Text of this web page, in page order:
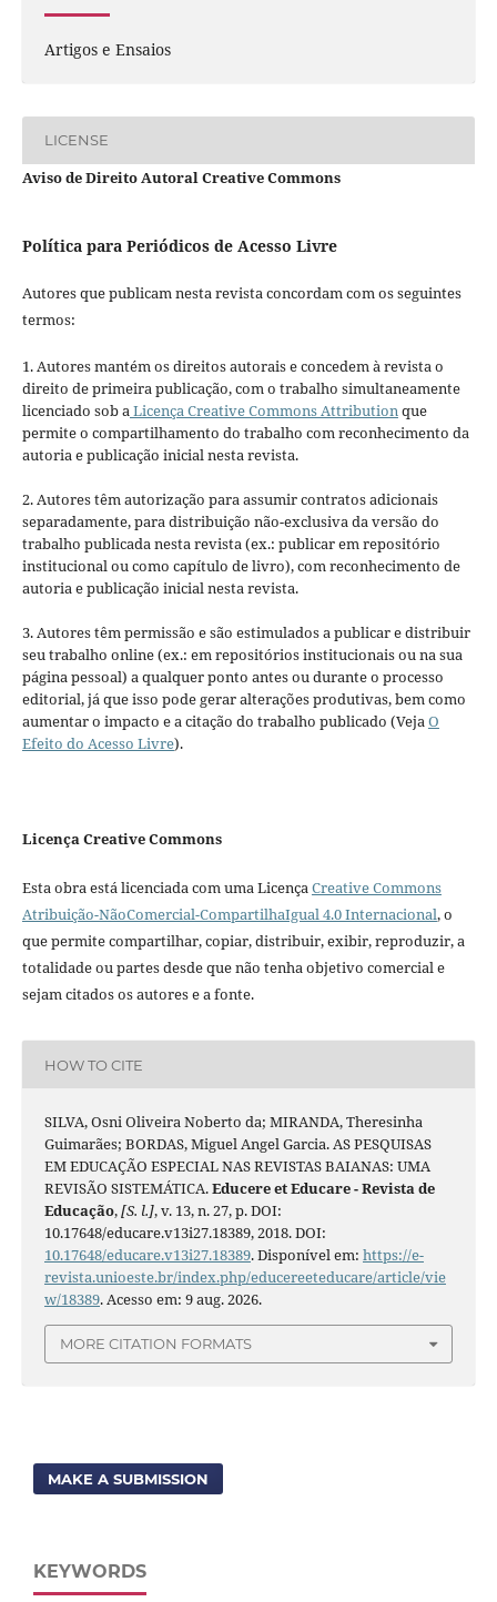
Artigos e Ensaios
LICENSE
Aviso de Direito Autoral Creative Commons
Política para Periódicos de Acesso Livre
Autores que publicam nesta revista concordam com os seguintes
termos:
1. Autores mantém os direitos autorais e concedem à revista o
direito de primeira publicação, com o trabalho simultaneamente
licenciado sob aLicença Creative Commons Attributionque
permite o compartilhamento do trabalho com reconhecimento da
autoria e publicação inicial nesta revista.
2. Autores têm autorização para assumir contratos adicionais
separadamente, para distribuição não-exclusiva da versão do
trabalho publicada nesta revista (ex.: publicar em repositório
institucional ou como capítulo de livro), com reconhecimento de
autoria e publicação inicial nesta revista.
3. Autores têm permissão e são estimulados a publicar e distribuir
seu trabalho online (ex.: em repositórios institucionais ou na sua
página pessoal) a qualquer ponto antes ou durante o processo
editorial, já que isso pode gerar alterações produtivas, bem como
aumentar o impacto e a citação do trabalho publicado (VejaO
Efeito do Acesso Livre).
Licença Creative Commons
Esta obra está licenciada com uma LicençaCreative Commons
Atribuição-NãoComercial-CompartilhaIgual 4.0 Internacional, o
que permite compartilhar, copiar, distribuir, exibir, reproduzir, a
totalidade ou partes desde que não tenha objetivo comercial e
sejam citados os autores e a fonte.
HOW TO CITE
SILVA, Osni Oliveira Noberto da; MIRANDA, Theresinha
Guimarães; BORDAS, Miguel Angel Garcia. AS PESQUISAS
EM EDUCAÇÃO ESPECIAL NAS REVISTAS BAIANAS: UMA
REVISÃO SISTEMÁTICA.Educere et Educare - Revista de
Educação,[S. l.], v. 13, n. 27, p. DOI:
10.17648/educare.v13i27.18389, 2018. DOI:
10.17648/educare.v13i27.18389. Disponível em: https://e-
revista.unioeste.br/index.php/educereeteducare/article/vie
w/18389. Acesso em: 9 aug. 2026.
MORE CITATION FORMATS
MAKE A SUBMISSION
KEYWORDS